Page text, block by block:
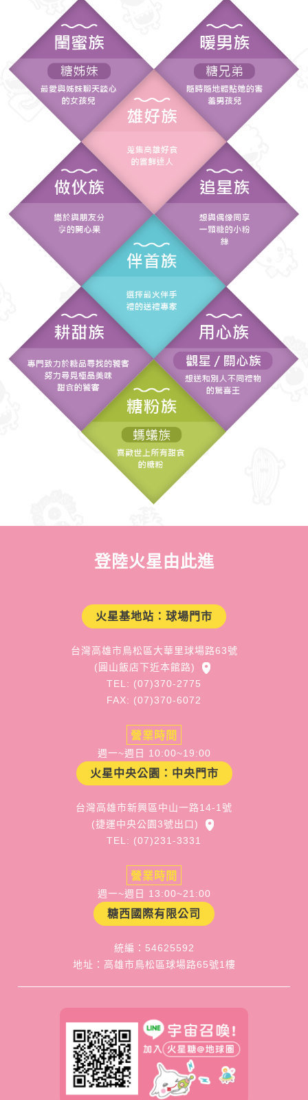
登陸火星由此進
火星基地站：球場門市
台灣高雄市鳥松區大華里球場路63號
(圓山飯店下近本館路)
TEL: (07)370-2775
FAX: (07)370-6072
營業時間
週一~週日 10:00~19:00
火星中央公園：中央門市
台灣高雄市新興區中山一路14-1號
(捷運中央公園3號出口)
TEL: (07)231-3331
營業時間
週一~週日 13:00~21:00
糖西國際有限公司
統編：54625592
地址：高雄市鳥松區球場路65號1樓